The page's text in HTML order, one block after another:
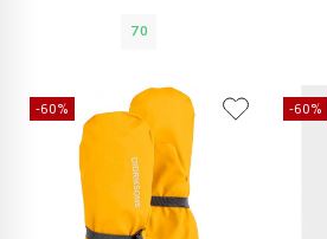
70
-60% -60%